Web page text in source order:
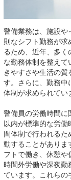
警備業務は、施設や
則なシフト勤務が求
るため、近年、多く
な勤務体制を整えて
きやすさや生活の質
す。さらに、勤務中
体制が求められてい
警備員の労働時間に
以内が標準的な労
間体制で行われる
動することがありま
フトで働き、休憩や
時間外労働や深夜勤
ています。これらの